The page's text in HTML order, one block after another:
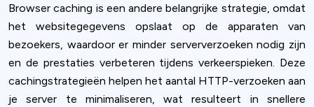
Browser caching is een andere belangrijke strategie, omdat
het websitegegevens opslaat op de apparaten van
bezoekers, waardoor er minder serververzoeken nodig zijn
en de prestaties verbeteren tijdens verkeerspieken. Deze
cachingstrategieën helpen het aantal HTTP-verzoeken aan
je server te minimaliseren, wat resulteert in snellere